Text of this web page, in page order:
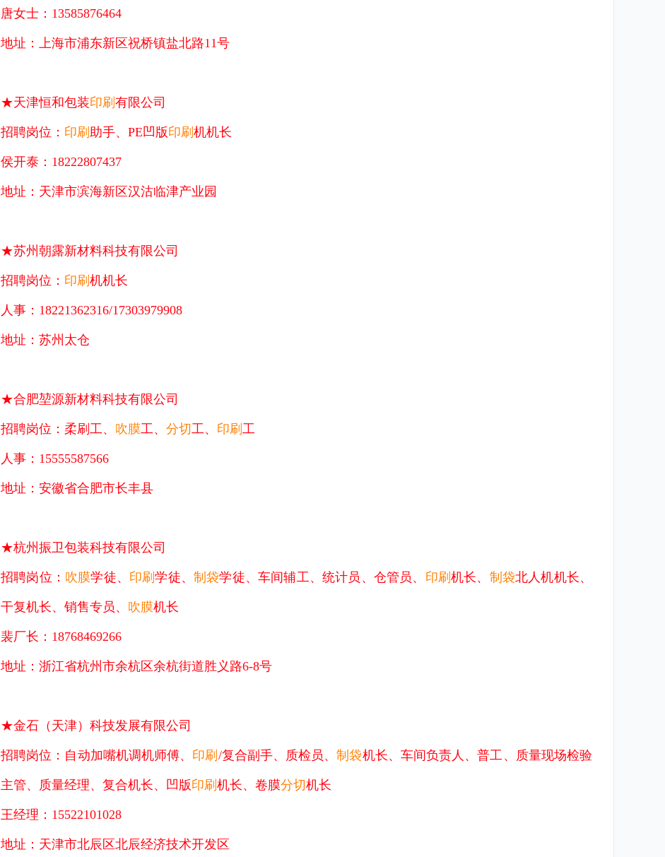
唐女士：13585876464
地址：上海市浦东新区祝桥镇盐北路11号
★天津恒和包装印刷 有限公司
招聘岗位： 印刷 助手、PE凹版印刷 机机长
侯开泰：18222807437
地址：天津市滨海新区汉沽临津产业园
★苏州朝露新材料科技有限公司
招聘岗位： 印刷 机机长
人事：18221362316/17303979908
地址：苏州太仓
★合肥堃源新材料科技有限公司
招聘岗位：柔刷工、 吹膜工、 分切工、 印刷 工
人事：15555587566
地址：安徽省合肥市长丰县
★杭州振卫包装科技有限公司
招聘岗位： 吹膜学徒、 印刷学徒、制袋学徒、车间辅工、统计员、仓管员、 印刷机长、 制袋北人机机长、
干复机长、销售专员、 吹膜机长
裴厂长：18768469266
地址：浙江省杭州市余杭区余杭街道胜义路6-8号
★金石（天津）科技发展有限公司
招聘岗位：自动加嘴机调机师傅、 印刷 /复合副手、质检员、制袋机长、车间负责人、普工、质量现场检验
主管、质量经理、 复合机长、凹版印刷 机长、卷膜分切机长
王经理：15522101028
地址：天津市北辰区北辰经济技术开发区